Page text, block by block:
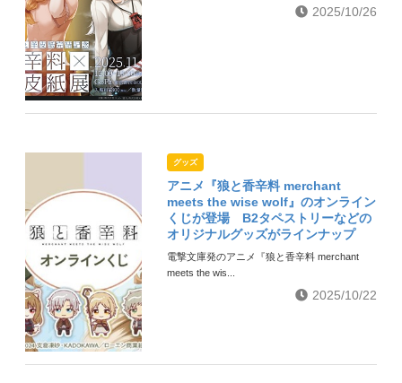
2025/10/26
グッズ
アニメ『狼と香辛料 merchant
meets the wise wolf』のオンライン
くじが登場 B2タペストリーなどの
オリジナルグッズがラインナップ
電撃文庫発のアニメ『狼と香辛料 merchant
meets the wis...
2025/10/22